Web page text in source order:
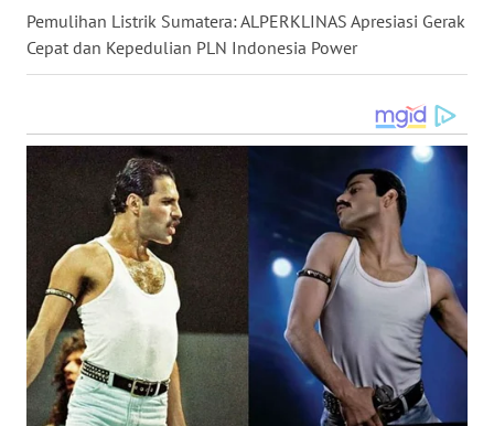
Pemulihan Listrik Sumatera: ALPERKLINAS Apresiasi Gerak
Cepat dan Kepedulian PLN Indonesia Power
WN
LANGKAT
SELATAN
LESUNG
WN
KARO
WN
SIMALUNGUN